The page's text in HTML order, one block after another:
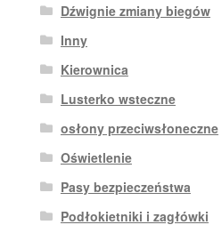
Dźwignie zmiany biegów
Inny
Kierownica
Lusterko wsteczne
osłony przeciwsłoneczne
Oświetlenie
Pasy bezpieczeństwa
Podłokietniki i zagłówki